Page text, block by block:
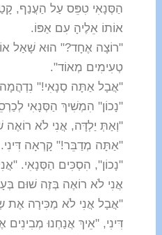
הַסְּנָאִי טִפֵּס עַל הַעֲנַף,
אוֹתוֹ אֵלֶיהָ עִם אַפּוֹ.
"רוֹצָה אֶחָד?" הוּא שָׁאַל
טְעִימִים מְאוֹד".
"אֲבָל אַתָּה סְנָאִי!" נִדְהֲמָה
"נָכוֹן" הִמְשִׁיךְ הַסְּנָאִי
"וְאַתְּ יַלְדָּה, אֲנִי לֹא רוֹאֶה
"אַתָּה מְדַבֵּר!" קָרְאָה דִּינִי.
"נָכוֹן", הִסְכִּים הַסְּנָאִי.
אֲנִי לֹא רוֹאֶה בְּזֶה שׁוּם
"אֲבָל אֲנִי לֹא מַכִּירָה אֶת
דִּינִי, "אֵיךְ אֲנַחְנוּ